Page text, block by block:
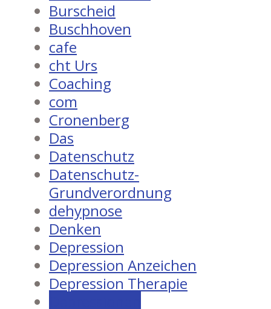
Burscheid
Buschhoven
cafe
cht Urs
Coaching
com
Cronenberg
Das
Datenschutz
Datenschutz-
Grundverordnung
dehypnose
Denken
Depression
Depression Anzeichen
Depression Therapie